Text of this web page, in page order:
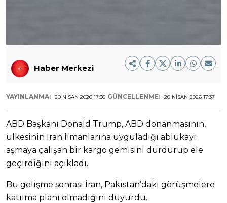
Haber Merkezi
YAYINLANMA: 20 NISAN 2026 17:36 GÜNCELLENME: 20 NISAN 2026 17:37
ABD Başkanı Donald Trump, ABD donanmasının,
ülkesinin İran limanlarına uyguladığı ablukayı
aşmaya çalışan bir kargo gemisini durdurup ele
geçirdiğini açıkladı.
Bu gelişme sonrası İran, Pakistan’daki görüşmelere
katılma planı olmadığını duyurdu.